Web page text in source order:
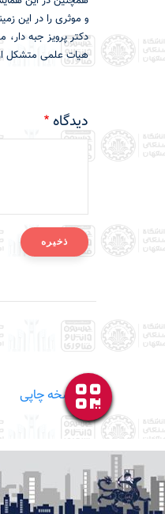
و موثری را در این
دکتر پرویز جبه
هیات علمی متشکل
دیدگاه
نسخه چاپی